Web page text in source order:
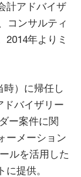
計アドバイザ
コンサルティ
2014年よりミ
時）に帰任し
ドバイザリー
ー案件に関
ーメーション
ルを活用した
提供。